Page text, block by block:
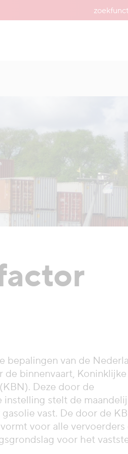
bepalingen van de
de binnenvaart, Koninklijke
Deze door de
stelt de
vast. De door de
voor alle vervoerders
voor het